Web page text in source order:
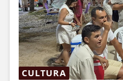
CULTURA